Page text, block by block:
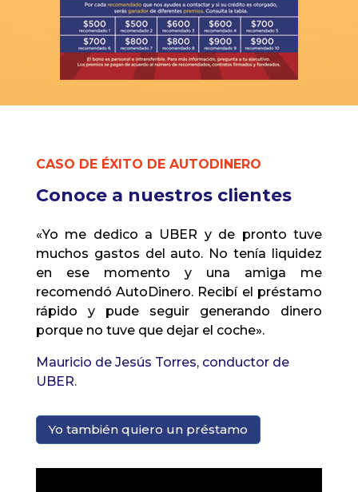
CASO DE ÉXITO DE AUTODINERO
Conoce a nuestros clientes
«Yo me dedico a UBER y de pronto tuve
muchos gastos del auto. No tenía liquidez
en ese momento y una amiga me
recomendó AutoDinero. Recibí el préstamo
rápido y pude seguir generando dinero
porque no tuve que dejar el coche».
Mauricio de Jesús Torres, conductor de
UBER.
Yo también quiero un préstamo